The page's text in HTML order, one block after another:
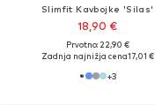
Slimfit Kavbojke 'Silas'
18,90 €
Prvotno: 22,90 €
Zadnja najnižja cena17,01 €
+3